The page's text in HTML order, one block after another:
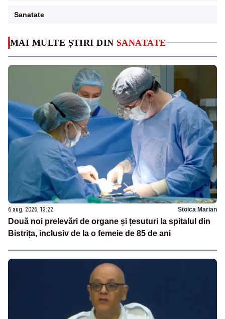
MAI MULTE ȘTIRI DIN SANATATE
6 aug. 2026, 13:22 Stoica Marian
Două noi prelevări de organe și țesuturi la spitalul din
Bistrița, inclusiv de la o femeie de 85 de ani
Sanatate